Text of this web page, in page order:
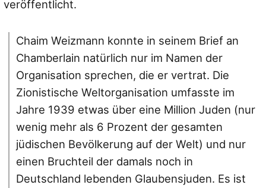
veröffentlicht.
Chaim Weizmann konnte in seinem Brief an
Chamberlain natürlich nur im Namen der
Organisation sprechen, die er vertrat. Die
Zionistische Weltorganisation umfasste im
Jahre 1939 etwas über eine Million Juden (nur
wenig mehr als 6 Prozent der gesamten
jüdischen Bevölkerung auf der Welt) und nur
einen Bruchteil der damals noch in
Deutschland lebenden Glaubensjuden. Es ist